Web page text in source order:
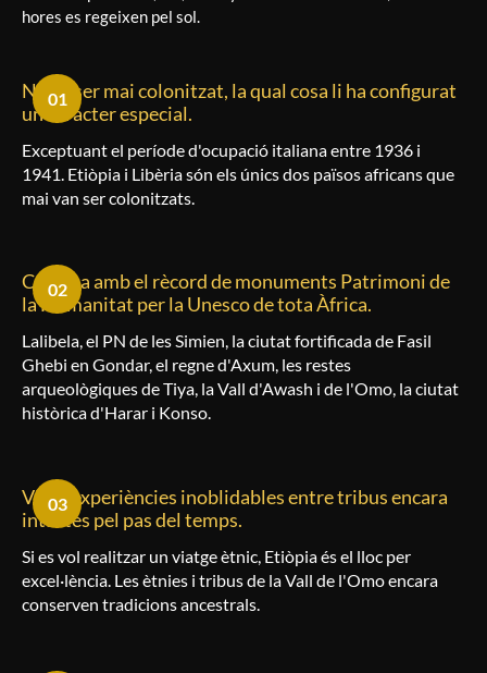
hores es regeixen pel sol.
No va ser mai colonitzat, la qual cosa li ha configurat
un caràcter especial.
01
Exceptuant el període d'ocupació italiana entre 1936 i
1941. Etiòpia i Libèria són els únics dos països africans que
mai van ser colonitzats.
Compta amb el rècord de monuments Patrimoni de
la Humanitat per la Unesco de tota Àfrica.
02
Lalibela, el PN de les Simien, la ciutat fortificada de Fasil
Ghebi en Gondar, el regne d'Axum, les restes
arqueològiques de Tiya, la Vall d'Awash i de l'Omo, la ciutat
històrica d'Harar i Konso.
Viure experiències inoblidables entre tribus encara
intactes pel pas del temps.
03
Si es vol realitzar un viatge ètnic, Etiòpia és el lloc per
excel·lència. Les ètnies i tribus de la Vall de l'Omo encara
conserven tradicions ancestrals.